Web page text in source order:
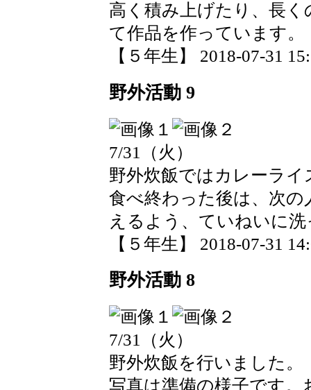
高く積み上げたり、長
て作品を作っています。
【５年生】 2018-07-31
野外活動 9
7/31（火）
野外炊飯ではカレーラ
食べ終わった後は、次
えるよう、ていねいに
【５年生】 2018-07-31
野外活動 8
7/31（火）
野外炊飯を行いました。
写真は準備の様子です